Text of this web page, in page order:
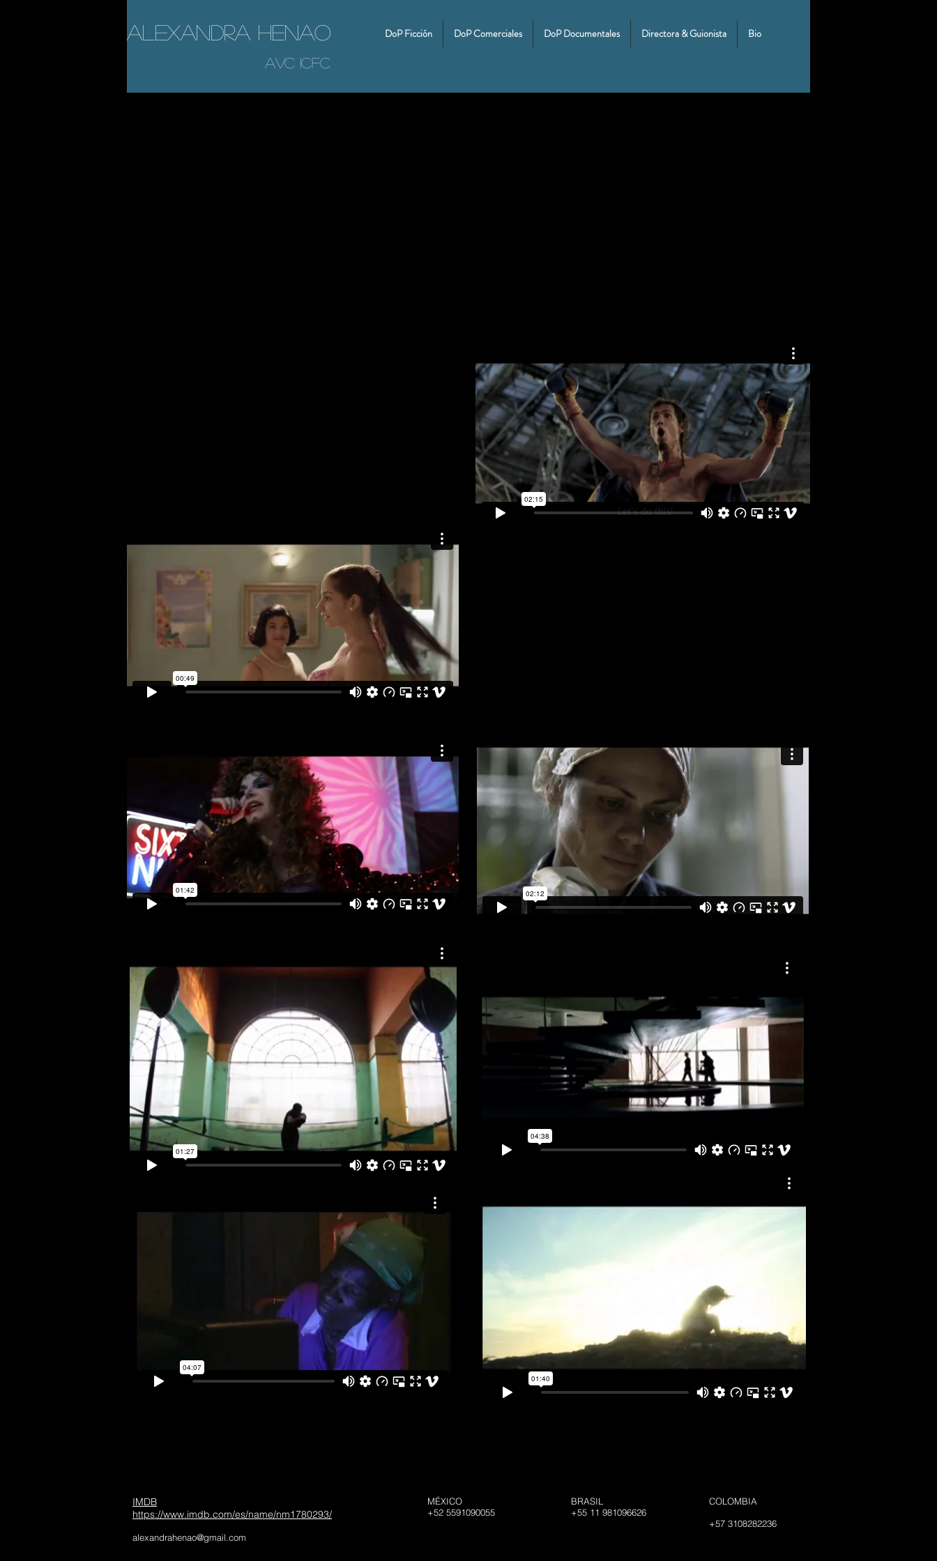
Alexandra Henao
aVC ICFC
DoP Ficción DoP Comerciales DoP Documentales Directora & Guionista Bio
IMDB
https://www.imdb.com/es/name/nm1780293/
alexandrahenao@gmail.com
​MÉXICO
+52 5591090055
BRASIL
+55 11 981096626
COLOMBIA
+57 3108282236